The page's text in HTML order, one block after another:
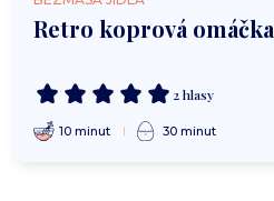
Retro koprová omáčka
2 hlasy
10 minut 30 minut